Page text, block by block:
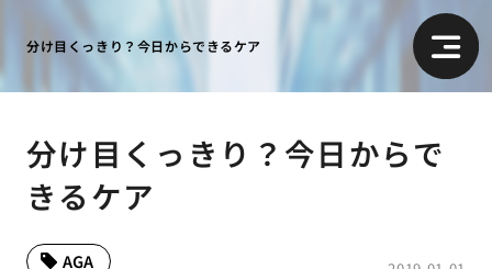
分け目くっきり？今日からできるケア
分け目くっきり？今日からで
きるケア
AGA